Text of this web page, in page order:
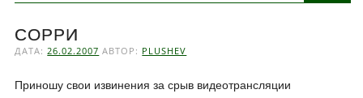
СОРРИ
ДАТА:26.02.2007 АВТОР: PLUSHEV
Приношу свои извинения за срыв видеотрансляции